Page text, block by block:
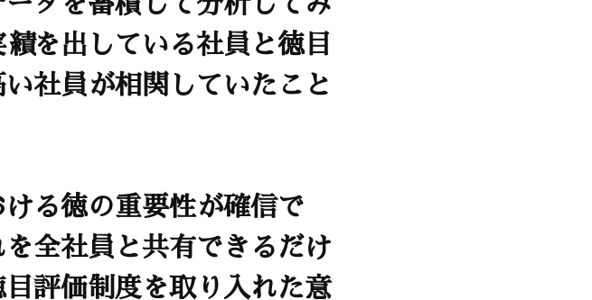
を出している社員と徳目
社員が相関していたこと
る徳の重要性が確信で
全社員と共有できるだけ
評価制度を取り入れた意